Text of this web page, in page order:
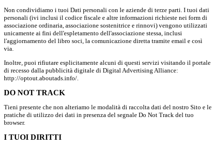
Non condividiamo i tuoi Dati personali con le aziende di terze parti. I tuoi dati
personali (ivi inclusi il codice fiscale e altre informazioni richieste nei form di
associazione ordinaria, associazione sostenitrice e rinnovi) vengono utilizzati
unicamente ai fini dell'espletamento dell'associazione stessa, inclusi
l'aggiornamento del libro soci, la comunicazione diretta tramite email e così
via.
Inoltre, puoi rifiutare esplicitamente alcuni di questi servizi visitando il portale
di recesso dalla pubblicità digitale di Digital Advertising Alliance:
http://optout.aboutads.info/.
DO NOT TRACK
Tieni presente che non alteriamo le modalità di raccolta dati del nostro Sito e le
pratiche di utilizzo dei dati in presenza del segnale Do Not Track del tuo
browser.
I TUOI DIRITTI